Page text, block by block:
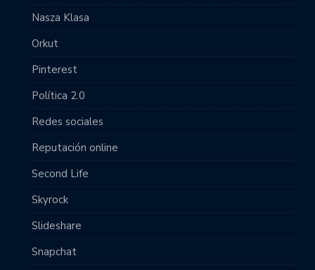
Nasza Klasa
Orkut
Pinterest
Política 2.0
Redes sociales
Reputación online
Second Life
Skyrock
Slideshare
Snapchat